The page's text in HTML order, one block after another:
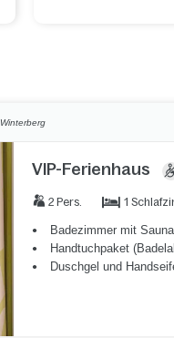
Winterberg
VIP-Ferienhaus
2 Pers. 1
Badezimmer mit
Handtuchpaket
Duschgel und